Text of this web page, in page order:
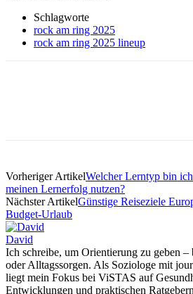
Schlagworte
rock am ring 2025
rock am ring 2025 lineup
Vorheriger ArtikelWelcher Lerntyp bin
meinen Lernerfolg nutzen?
Nächster ArtikelGünstige Reiseziele
Budget-Urlaub
David
Ich schreibe, um Orientierung zu geben
oder Alltagssorgen. Als Soziologe mit
liegt mein Fokus bei ViSTAS auf
Entwicklungen und praktischen